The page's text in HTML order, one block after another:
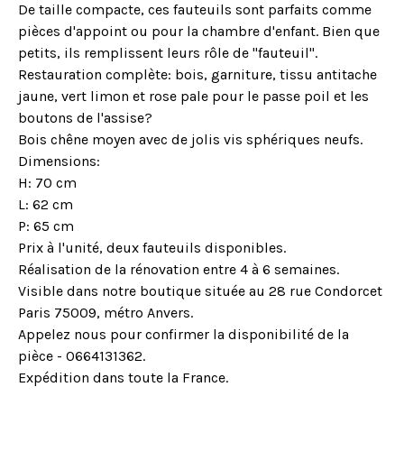
De taille compacte, ces fauteuils sont parfaits comme
pièces d'appoint ou pour la chambre d'enfant. Bien que
petits, ils remplissent leurs rôle de "fauteuil".
Restauration complète: bois, garniture, tissu antitache
jaune, vert limon et rose pale pour le passe poil et les
boutons de l'assise?
Bois chêne moyen avec de jolis vis sphériques neufs.
Dimensions:
H: 70 cm
L: 62 cm
P: 65 cm
Prix à l'unité, deux fauteuils disponibles.
Réalisation de la rénovation entre 4 à 6 semaines.
Visible dans notre boutique située au 28 rue Condorcet
Paris 75009, métro Anvers.
Appelez nous pour confirmer la disponibilité de la
pièce - 0664131362.
Expédition dans toute la France.